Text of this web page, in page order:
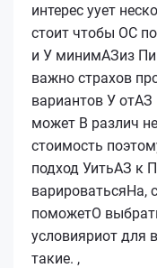
интерес уует
стоит чтобы ОС
и У минимАЗиз
важно страхов
вариантов У
может В различ
стоимость
подход УитьАЗ к
варироватьсяНа,
поможетО
условияриот для
такие. ,